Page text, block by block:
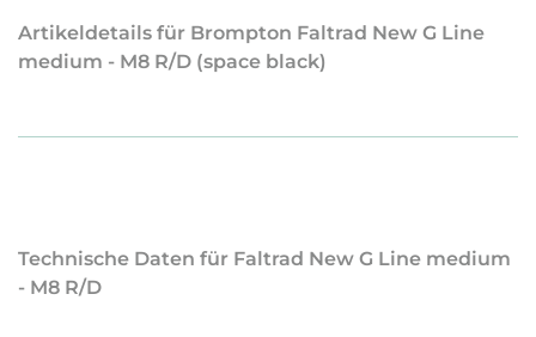
Artikeldetails für Brompton Faltrad New G Line
medium - M8 R/D (space black)
Technische Daten für Faltrad New G Line medium
- M8 R/D